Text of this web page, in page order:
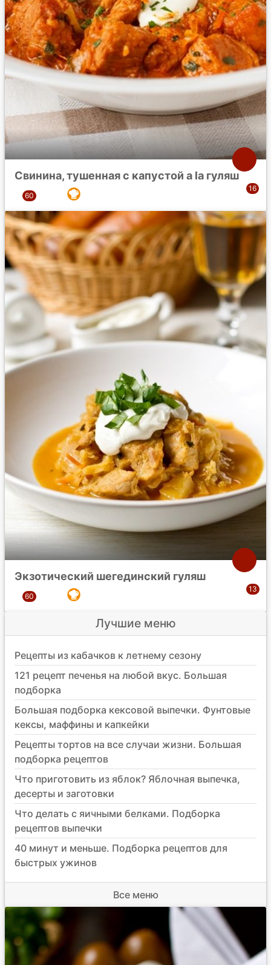
Свинина, тушенная с капустой a la гуляш
Экзотический шегединский гуляш
Лучшие меню
Рецепты из кабачков к летнему сезону
121 рецепт печенья на любой вкус. Большая
подборка
Большая подборка кексовой выпечки. Фунтовые
кексы, маффины и капкейки
Рецепты тортов на все случаи жизни. Большая
подборка рецептов
Что приготовить из яблок? Яблочная выпечка,
десерты и заготовки
Что делать с яичными белками. Подборка
рецептов выпечки
40 минут и меньше. Подборка рецептов для
быстрых ужинов
Все меню